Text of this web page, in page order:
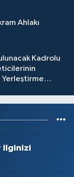
Ahlakı
Kadrolu
Yerleştirme
ilginizi